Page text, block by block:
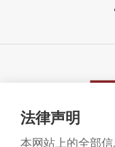
©广东华商律师事务
法律声明
本网站上的全部